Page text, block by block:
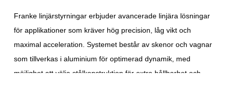
Franke linjärstyrningar erbjuder avancerade linjära lösningar
för applikationer som kräver hög precision, låg vikt och
maximal acceleration. Systemet består av skenor och vagnar
som tillverkas i aluminium för optimerad dynamik, med
möjlighet att välja stålkonstruktion för extra hållbarhet och